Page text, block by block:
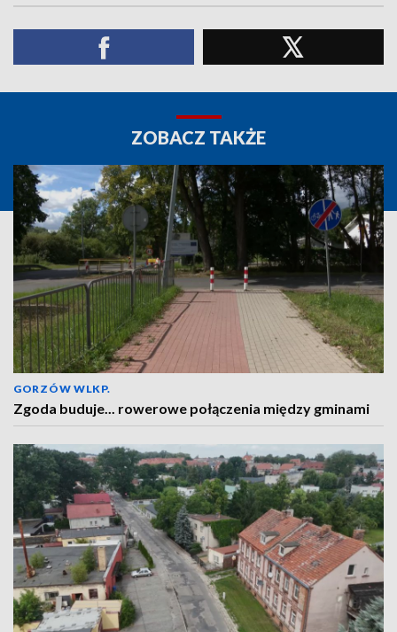
ZOBACZ TAKŻE
GORZÓW WLKP.
Zgoda buduje... rowerowe połączenia między gminami